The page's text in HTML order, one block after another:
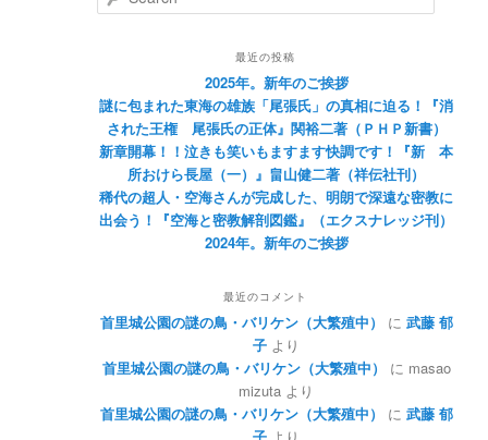
最近の投稿
2025年。新年のご挨拶
謎に包まれた東海の雄族「尾張氏」の真相に迫る！『消
された王権 尾張氏の正体』関裕二著（ＰＨＰ新書）
新章開幕！！泣きも笑いもますます快調です！『新 本
所おけら長屋（一）』畠山健二著（祥伝社刊）
稀代の超人・空海さんが完成した、明朗で深遠な密教に
出会う！『空海と密教解剖図鑑』（エクスナレッジ刊）
2024年。新年のご挨拶
最近のコメント
首里城公園の謎の鳥・バリケン（大繁殖中） に 武藤 郁
子 より
首里城公園の謎の鳥・バリケン（大繁殖中）
に masao
mizuta より
首里城公園の謎の鳥・バリケン（大繁殖中）
に 武藤 郁